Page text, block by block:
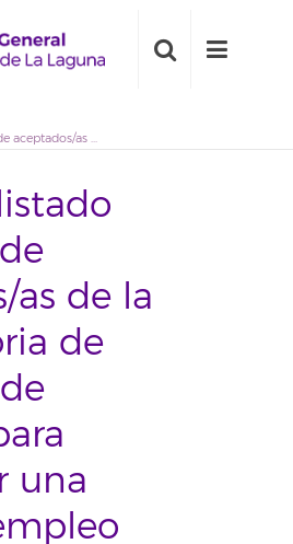
Segundo listado definitivo de aceptados/as de la convocatoria de selección de personal para conformar una bolsa de empleo para el desarrollo de actividades de promoción y gestión de proyectos de innovación
as de la
de
una